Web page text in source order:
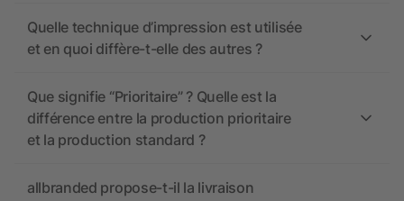
Quelle technique d’impression est utilisée
et en quoi diffère-t-elle des autres ?
Que signifie “Prioritaire” ? Quelle est la
différence entre la production prioritaire
et la production standard ?
allbranded propose-t-il la livraison